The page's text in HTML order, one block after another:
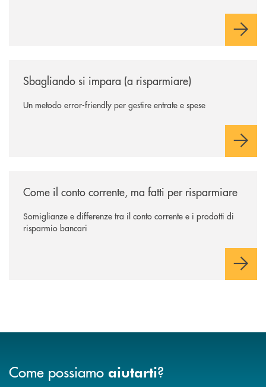
Sbagliando si impara (a risparmiare)
Un metodo error-friendly per gestire entrate e spese
Come il conto corrente, ma fatti per risparmiare
Somiglianze e differenze tra il conto corrente e i prodotti di
risparmio bancari
Come possiamo aiutarti?